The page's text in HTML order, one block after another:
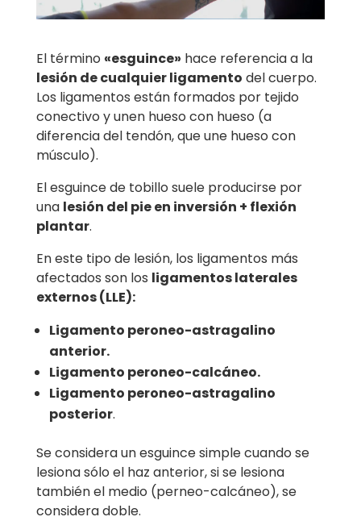
El término «esguince» hace referencia a la
lesión de cualquier ligamento del cuerpo.
Los ligamentos están formados por tejido
conectivo y unen hueso con hueso (a
diferencia del tendón, que une hueso con
músculo).
El esguince de tobillo suele producirse por
una lesión del pie en inversión + flexión
plantar.
En este tipo de lesión, los ligamentos más
afectados son los ligamentos laterales
externos (LLE):
Ligamento peroneo-astragalino
anterior.
Ligamento peroneo-calcáneo.
Ligamento peroneo-astragalino
posterior.
Se considera un esguince simple cuando se
lesiona sólo el haz anterior, si se lesiona
también el medio (perneo-calcáneo), se
considera doble.